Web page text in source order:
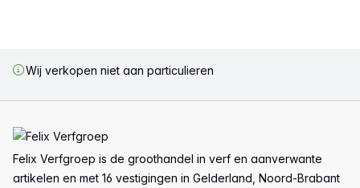
Wij verkopen niet aan particulieren
Felix Verfgroep is de groothandel in verf en aanverwante
artikelen en met 16 vestigingen in Gelderland, Noord-Brabant